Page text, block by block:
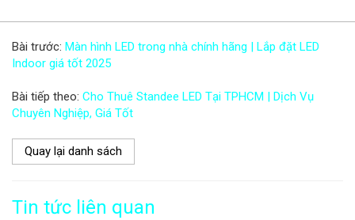
Bài trước: Màn hình LED trong nhà chính hãng | Lắp đặt LED
Indoor giá tốt 2025
Bài tiếp theo: Cho Thuê Standee LED Tại TPHCM | Dịch Vụ
Chuyên Nghiệp, Giá Tốt
Quay lại danh sách
Tin tức liên quan